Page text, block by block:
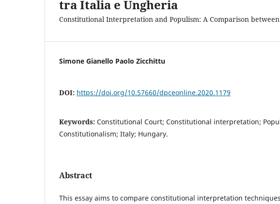
tra Italia e Ungheria
Constitutional Interpretation and Populism: A Comparison
Simone Gianello Paolo Zicchittu
DOI: https://doi.org/10.57660/dpceonline.2020.1179
Keywords: Constitutional Court; Constitutional interpretation;
Constitutionalism; Italy; Hungary.
Abstract
This essay aims to compare constitutional interpretation